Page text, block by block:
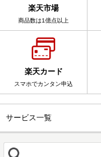
楽天市場
商品数は1億点以上
楽天カード
スマホでカンタン申込
サービス一覧